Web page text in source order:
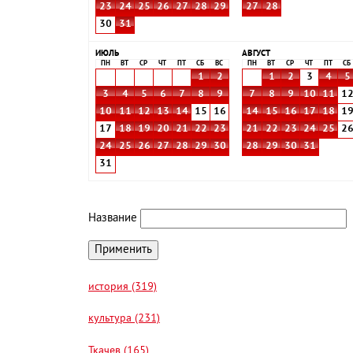
23
24 25 26 27 28
29
30
31
27
28
ИЮЛЬ
ПН ВТ СР ЧТ СБ ВС
1
2
3
4 5 6 7 8
9
10
11 12 13 14 15
16
17
18 19 20 21 22
23
24
25 26 27 28 29
30
31
АВГУСТ
ПН ВТ СР ЧТ СБ
1 2 3 4 5
7
8 9 10 11 12
14
15 16 17 18 19
21
22 23 24 25 26
28
29 30 31
Название
история (319)
культура (231)
Ткачев (165)